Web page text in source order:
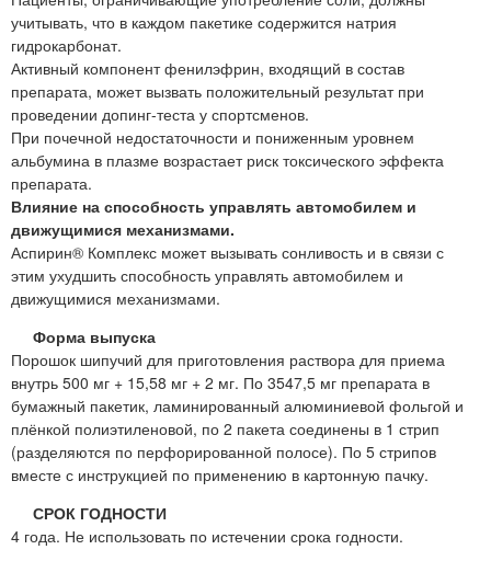
учитывать, что в каждом пакетике содержится натрия
гидрокарбонат.
Активный компонент фенилэфрин, входящий в состав
препарата, может вызвать положительный результат при
проведении допинг-теста у спортсменов.
При почечной недостаточности и пониженным уровнем
альбумина в плазме возрастает риск токсического эффекта
препарата.
Влияние на способность управлять автомобилем и
движущимися механизмами.
Аспирин® Комплекс может вызывать сонливость и в связи с
этим ухудшить способность управлять автомобилем и
движущимися механизмами.
Форма выпуска
Порошок шипучий для приготовления раствора для приема
внутрь 500 мг + 15,58 мг + 2 мг. По 3547,5 мг препарата в
бумажный пакетик, ламинированный алюминиевой фольгой и
плёнкой полиэтиленовой, по 2 пакета соединены в 1 стрип
(разделяются по перфорированной полосе). По 5 стрипов
вместе с инструкцией по применению в картонную пачку.
СРОК ГОДНОСТИ
4 года. Не использовать по истечении срока годности.